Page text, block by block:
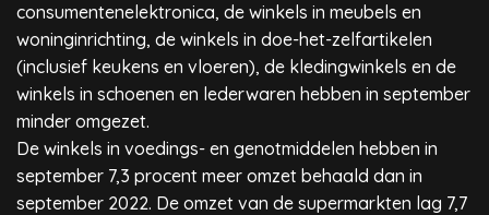
consumentenelektronica, de winkels in meubels en
woninginrichting, de winkels in doe-het-zelfartikelen
(inclusief keukens en vloeren), de kledingwinkels en de
winkels in schoenen en lederwaren hebben in september
minder omgezet.
De winkels in voedings- en genotmiddelen hebben in
september 7,3 procent meer omzet behaald dan in
september 2022. De omzet van de supermarkten lag 7,7